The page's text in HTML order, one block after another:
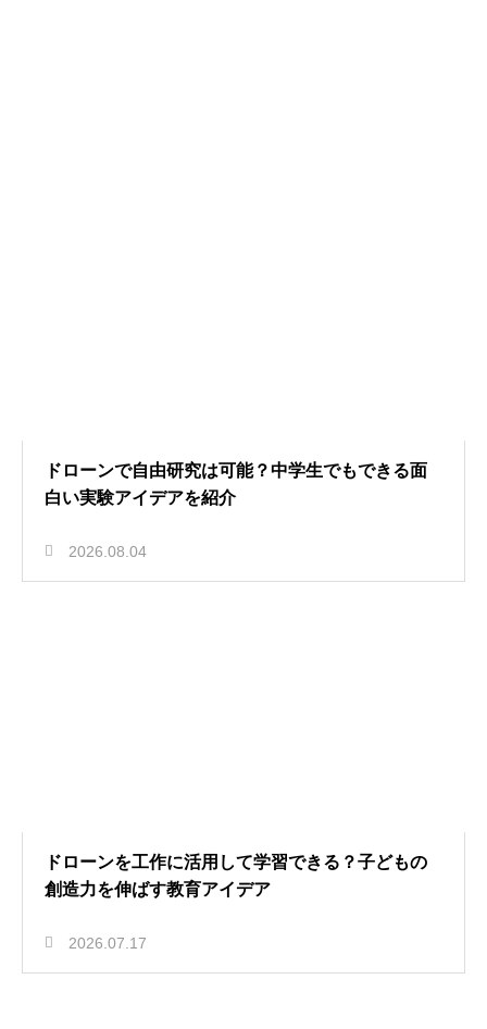
ドローンで自由研究は可能？中学生でもできる面
白い実験アイデアを紹介
2026.08.04
ドローンを工作に活用して学習できる？子どもの
創造力を伸ばす教育アイデア
2026.07.17